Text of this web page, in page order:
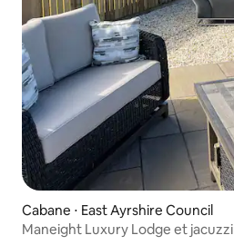
Cabane ⋅ East Ayrshire Council
Maneight Luxury Lodge et jacuzzi